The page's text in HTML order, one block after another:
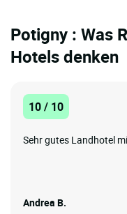
Potigny : Was
Hotels denken
10 / 10
Sehr gutes Landhotel
Andrea B.